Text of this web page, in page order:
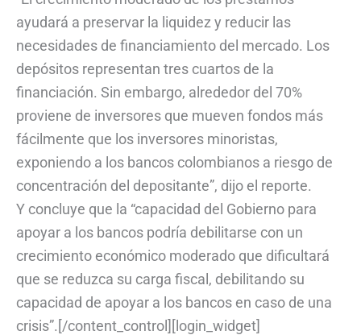
ayudará a preservar la liquidez y reducir las
necesidades de financiamiento del mercado. Los
depósitos representan tres cuartos de la
financiación. Sin embargo, alrededor del 70%
proviene de inversores que mueven fondos más
fácilmente que los inversores minoristas,
exponiendo a los bancos colombianos a riesgo de
concentración del depositante”, dijo el reporte.
Y concluye que la “capacidad del Gobierno para
apoyar a los bancos podría debilitarse con un
crecimiento económico moderado que dificultará
que se reduzca su carga fiscal, debilitando su
capacidad de apoyar a los bancos en caso de una
crisis”.[/content_control][login_widget]